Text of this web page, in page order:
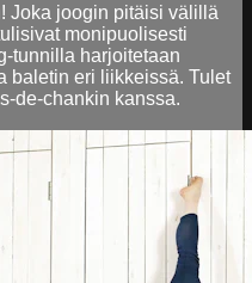
Joka joogin pitäisi välillä
monipuolisesti
tunnilla harjoitetaan
baletin eri liikkeissä. Tulet
de-chankin kanssa.